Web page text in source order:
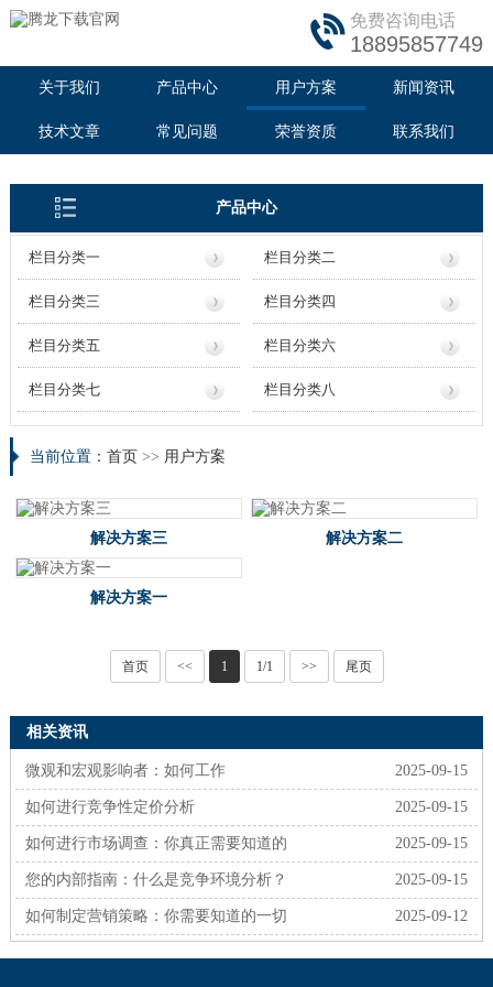
免费咨询电话
18895857749
关于我们 产品中心 用户方案 新闻资讯
技术文章 常见问题 荣誉资质 联系我们
产品中心
栏目分类一 栏目分类二
栏目分类三 栏目分类四
栏目分类五 栏目分类六
栏目分类七 栏目分类八
当前位置： 首页 >> 用户方案
解决方案三 解决方案二
解决方案一
首页 << 1 1/1 >> 尾页
相关资讯
2025-09-15
微观和宏观影响者：如何工作
2025-09-15
如何进行竞争性定价分析
2025-09-15
如何进行市场调查：你真正需要知道的
2025-09-15
您的内部指南：什么是竞争环境分析？
2025-09-12
如何制定营销策略：你需要知道的一切